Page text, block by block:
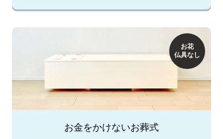
お花
仏具なし
お金をかけないお葬式